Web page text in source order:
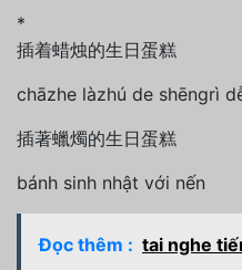
*
插着蜡烛的生日蛋糕
chāzhe làzhú de shēngrì
插著蠟燭的生日蛋糕
bánh sinh nhật với nến
Đọc thêm : tai nghe